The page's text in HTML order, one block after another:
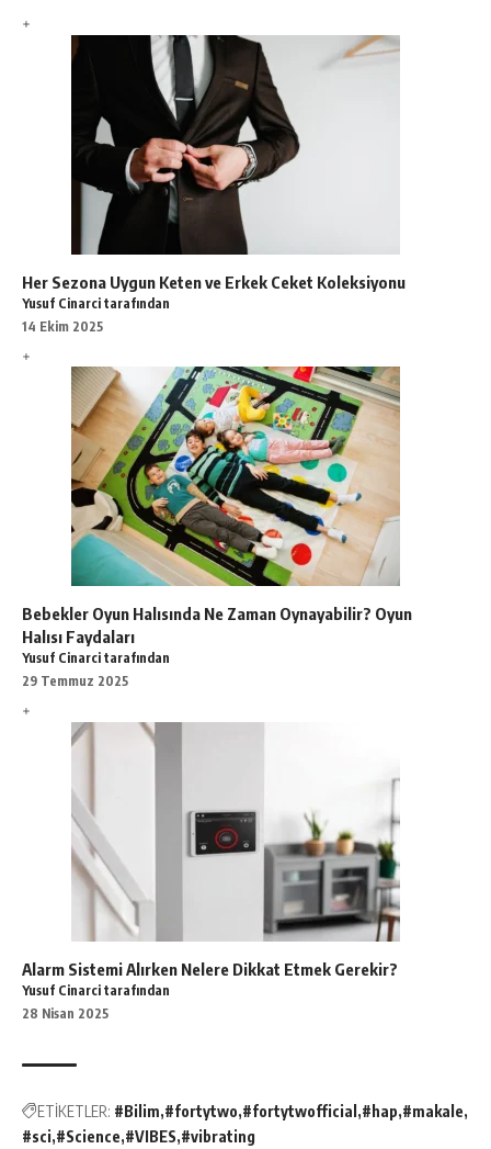
Her Sezona Uygun Keten ve Erkek Ceket Koleksiyonu
Yusuf Cinarci tarafından
14 Ekim 2025
Bebekler Oyun Halısında Ne Zaman Oynayabilir? Oyun
Halısı Faydaları
Yusuf Cinarci tarafından
29 Temmuz 2025
Alarm Sistemi Alırken Nelere Dikkat Etmek Gerekir?
Yusuf Cinarci tarafından
28 Nisan 2025
ETİKETLER: #Bilim #fortytwo #fortytwofficial #hap #makale
#sci #Science #VIBES #vibrating